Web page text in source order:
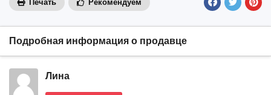
Подробная информация о продавце
Лина